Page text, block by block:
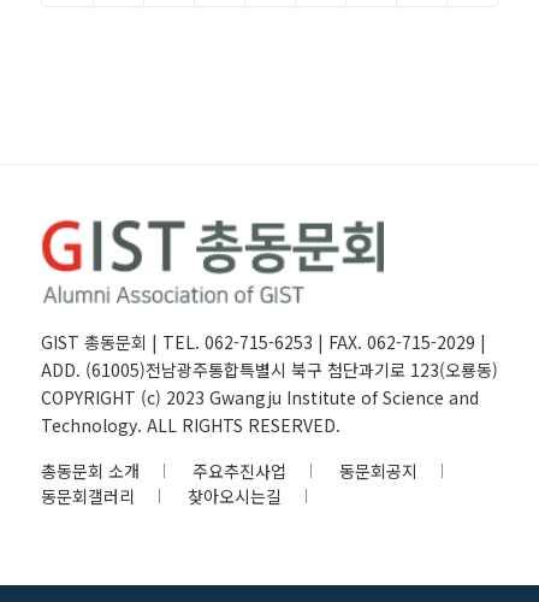
GIST 총동문회 | TEL. 062-715-6253 | FAX. 062-715-2029 |
ADD. (61005)전남광주통합특별시 북구 첨단과기로 123(오룡동)
COPYRIGHT (c) 2023 Gwangju Institute of Science and
Technology. ALL RIGHTS RESERVED.
총동문회 소개
주요추진사업
동문회공지
동문회갤러리
찾아오시는길